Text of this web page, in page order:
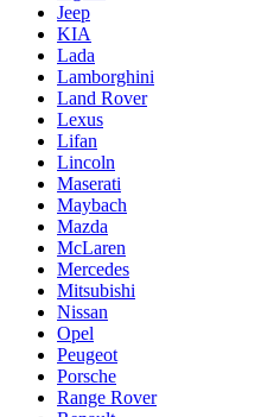
Jeep
KIA
Lada
Lamborghini
Land Rover
Lexus
Lifan
Lincoln
Maserati
Maybach
Mazda
McLaren
Mercedes
Mitsubishi
Nissan
Opel
Peugeot
Porsche
Range Rover